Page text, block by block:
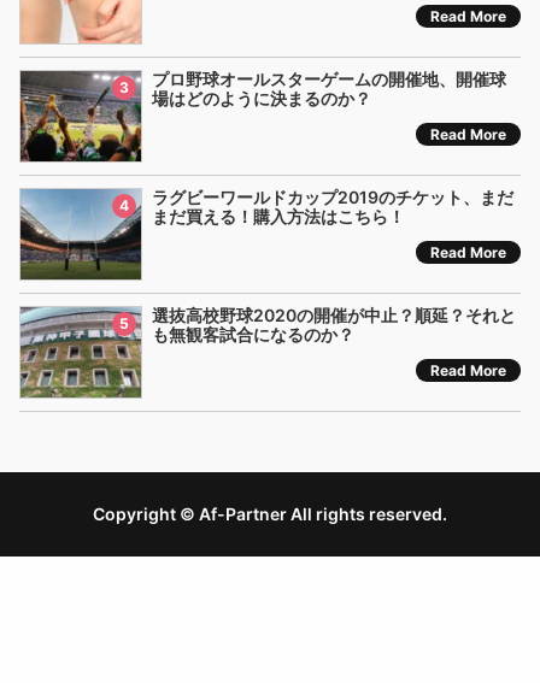
Read More
3
プロ野球オールスターゲームの開催地、開催球
場はどのように決まるのか？
Read More
4
ラグビーワールドカップ2019のチケット、まだ
まだ買える！購入方法はこちら！
Read More
5
選抜高校野球2020の開催が中止？順延？それと
も無観客試合になるのか？
Read More
Copyright © Af-Partner All rights reserved.